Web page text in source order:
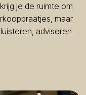
je de ruimte om
maar
adviseren